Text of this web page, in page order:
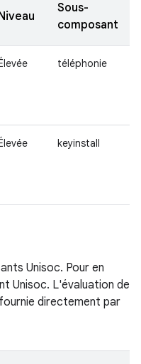
Sous-
composant
téléphonie
keyinstall
Unisoc. Pour en
Unisoc. L'évaluation de
directement par